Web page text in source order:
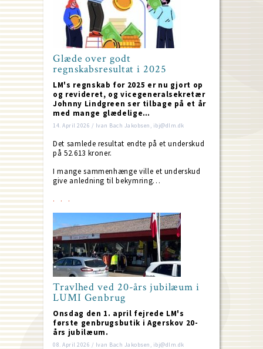
Glæde over godt
regnskabsresultat i 2025
LM's regnskab for 2025 er nu gjort op
og revideret, og vicegeneralsekretær
Johnny Lindgreen ser tilbage på et år
med mange glædelige…
14. April 2026 / Ivan Bach Jakobsen, ibj@dlm.dk
Det samlede resultat endte på et underskud
på 52.613 kroner.
I mange sammenhænge ville et underskud
give anledning til bekymring…
Travlhed ved 20-års jubilæum i
LUMI Genbrug
Onsdag den 1. april fejrede LM's
første genbrugsbutik i Agerskov 20-
års jubilæum.
08. April 2026 / Ivan Bach Jakobsen, ibj@dlm.dk